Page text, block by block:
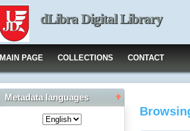
dLibra Digital Library
MAIN PAGE COLLECTIONS CONTACT
Metadata languages